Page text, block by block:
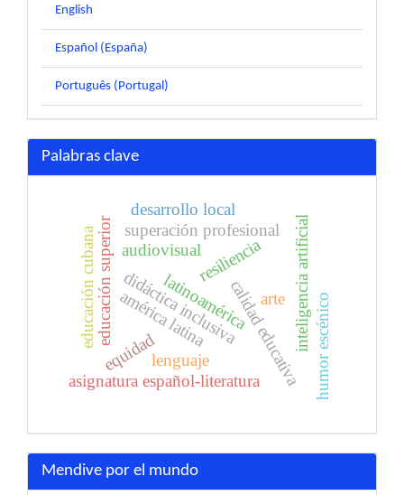
English
Español (España)
Português (Portugal)
Palabras clave
didáctica inclusiva
educación superioramérica latina
equidad
resiliencia
calidad educativa
latinoamérica
asignatura español-literatura
superación profesional inteligencia artificial
lenguaje
arte humor escénico
audiovisual
educación cubana
desarrollo local
Mendive por el mundo